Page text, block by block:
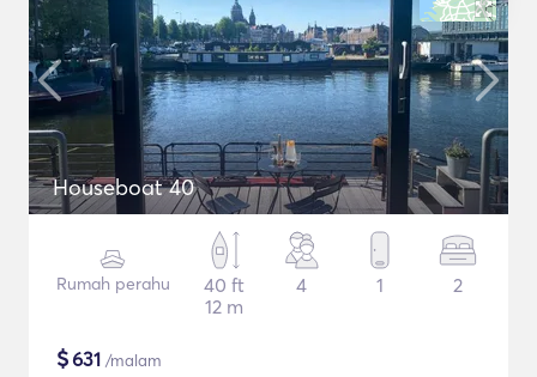
Houseboat 40
Rumah perahu
40 ft
12 m
4 1 2
$631 /malam